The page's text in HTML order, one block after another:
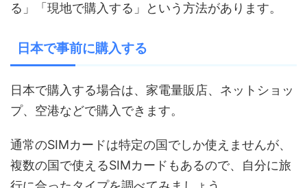
る」「現地で購入する」という方法があります。
日本で事前に購入する
日本で購入する場合は、家電量販店、ネットショッ
プ、空港などで購入できます。
通常のSIMカードは特定の国でしか使えませんが、
複数の国で使えるSIMカードもあるので、自分に旅